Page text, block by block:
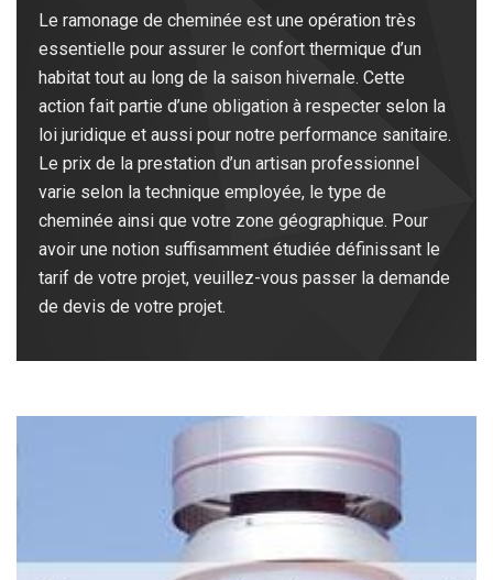
Le ramonage de cheminée est une opération très
essentielle pour assurer le confort thermique d’un
habitat tout au long de la saison hivernale. Cette
action fait partie d’une obligation à respecter selon la
loi juridique et aussi pour notre performance sanitaire.
Le prix de la prestation d’un artisan professionnel
varie selon la technique employée, le type de
cheminée ainsi que votre zone géographique. Pour
avoir une notion suffisamment étudiée définissant le
tarif de votre projet, veuillez-vous passer la demande
de devis de votre projet.